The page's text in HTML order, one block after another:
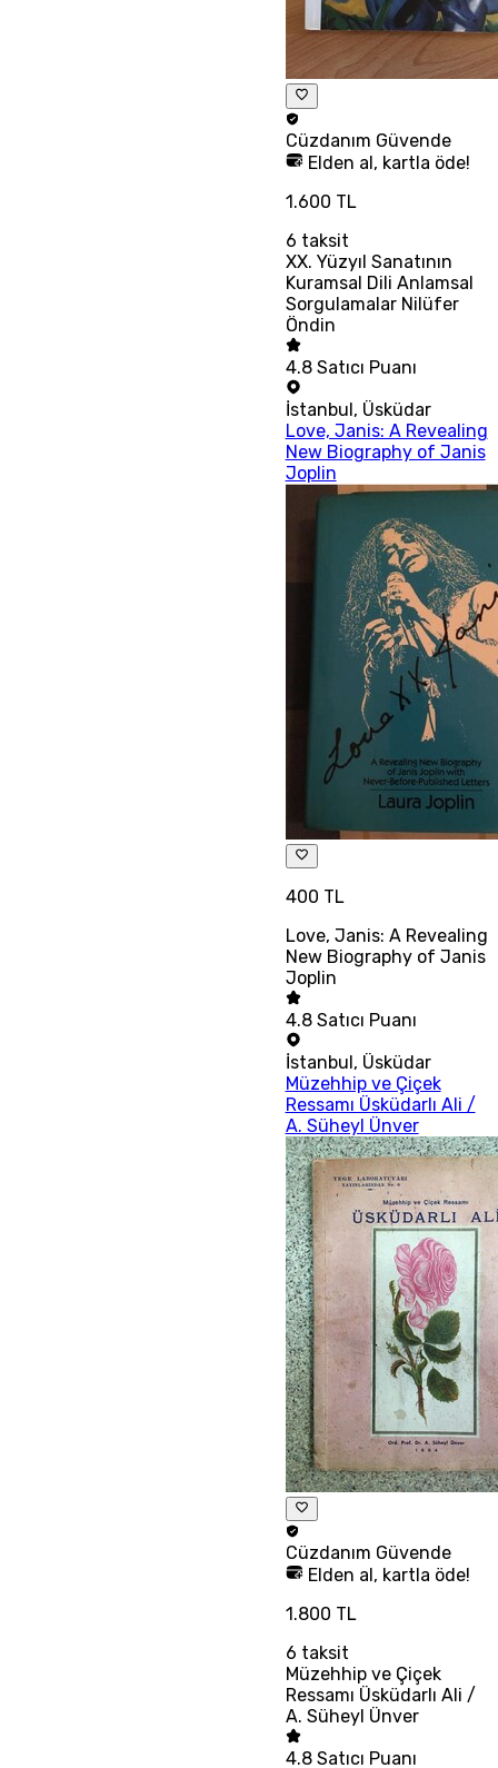
Cüzdanım Güvende
Elden al, kartla öde!
1.600 TL
6 taksit
XX. Yüzyıl Sanatının
Kuramsal Dili Anlamsal
Sorgulamalar Nilüfer
Öndin
4.8 Satıcı Puanı
İstanbul, Üsküdar
Love, Janis: A Revealing
New Biography of Janis
Joplin
400 TL
Love, Janis: A Revealing
New Biography of Janis
Joplin
4.8 Satıcı Puanı
İstanbul, Üsküdar
Müzehhip ve Çiçek
Ressamı Üsküdarlı Ali /
A. Süheyl Ünver
Cüzdanım Güvende
Elden al, kartla öde!
1.800 TL
6 taksit
Müzehhip ve Çiçek
Ressamı Üsküdarlı Ali /
A. Süheyl Ünver
4.8 Satıcı Puanı